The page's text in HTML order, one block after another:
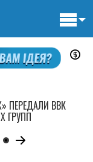
ПЕРЕДАЛИ ВВК
ГРУПП